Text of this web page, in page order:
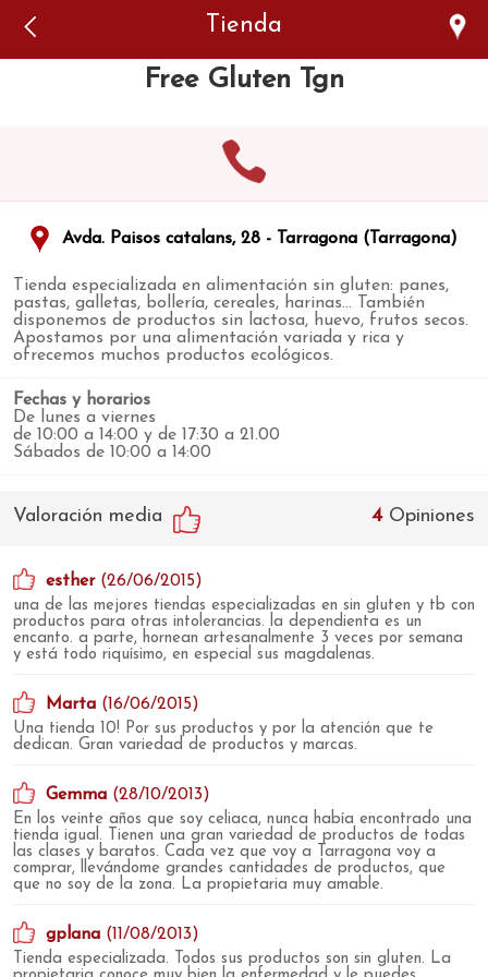
Tienda
Free Gluten Tgn
Avda. Paisos catalans, 28 - Tarragona (Tarragona)
Tienda especializada en alimentación sin gluten: panes,
pastas, galletas, bollería, cereales, harinas... También
disponemos de productos sin lactosa, huevo, frutos secos.
Apostamos por una alimentación variada y rica y
ofrecemos muchos productos ecológicos.
Fechas y horarios
De lunes a viernes
de 10:00 a 14:00 y de 17:30 a 21.00
Sábados de 10:00 a 14:00
4Opiniones
Valoración media
esther(26/06/2015)
una de las mejores tiendas especializadas en sin gluten y tb con
productos para otras intolerancias. la dependienta es un
encanto. a parte, hornean artesanalmente 3 veces por semana
y está todo riquísimo, en especial sus magdalenas.
Marta (16/06/2015)
Una tienda 10! Por sus productos y por la atención que te
dedican. Gran variedad de productos y marcas.
Gemma (28/10/2013)
En los veinte años que soy celiaca, nunca había encontrado una
tienda igual. Tienen una gran variedad de productos de todas
las clases y baratos. Cada vez que voy a Tarragona voy a
comprar, llevándome grandes cantidades de productos, que
que no soy de la zona. La propietaria muy amable.
gplana (11/08/2013)
Tienda especializada. Todos sus productos son sin gluten. La
Error: The domain WWW.VIAJARSINGLUTEN.COM is not
authorized to show the cookie declaration for domain group
ID 546ddaab-b478-4440-aa8a-3b0205284212. Please add it to
the domain group in the Cookiebot Manager to authorize